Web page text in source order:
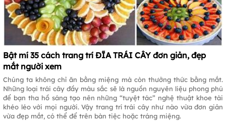
Bật mí 35 cách trang trí ĐĨA TRÁI CÂY đơn giản, đẹp
mắt người xem
Chúng ta không chỉ ăn bằng miệng mà còn thưởng thức bằng mắt.
Những loại trái cây đầy màu sắc sẽ là nguồn nguyên liệu phong phú
để bạn tha hồ sáng tạo nên những “tuyệt tác” nghệ thuật khoe tài
khéo léo với mọi người. Vậy trang trí trái cây như nào vừa đơn giản
vừa đẹp mắt, có thể để trên bàn tiệc hoặc tráng miệng.